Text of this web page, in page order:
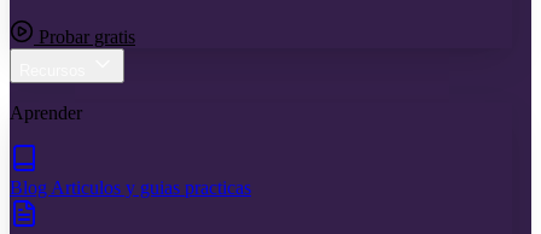
Probar gratis
Aprender
Blog Articulos y guias practicas